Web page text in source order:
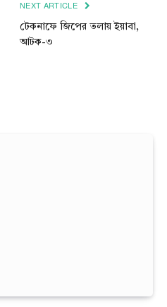
NEXT ARTICLE
টেকনাফে জিপের তলায় ইয়াবা,
আটক-৩